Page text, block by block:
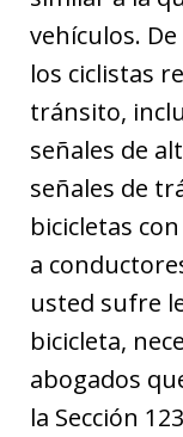
vehículos.
los ciclistas
tránsito,
señales de
señales de
bicicletas
a
usted sufre
bicicleta,
abogados
la Sección